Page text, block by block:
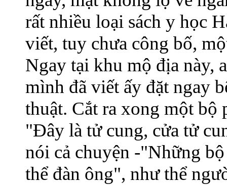
rất nhiều loại sách y học
viết, tuy chưa công bố,
Ngay tại khu mộ địa này,
mình đã viết ấy đặt ngay
thuật. Cắt ra xong một bộ
"Đây là tử cung, cửa tử
nói cả chuyện -"Những
thể đàn ông", như thể